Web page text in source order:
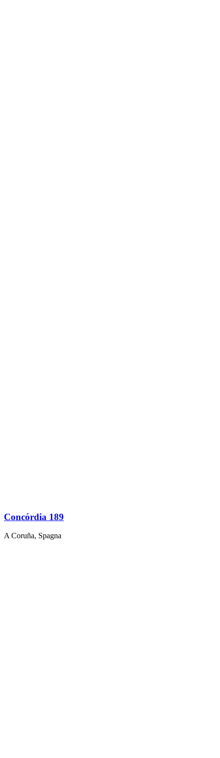
Concórdia 189
A Coruña, Spagna